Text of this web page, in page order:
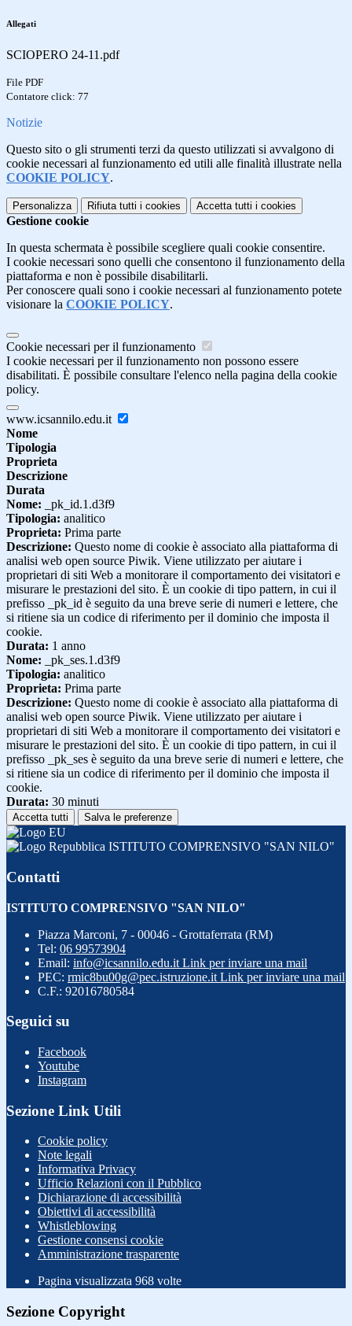
Allegati
SCIOPERO 24-11.pdf
File PDF
Contatore click: 77
Notizie
Questo sito o gli strumenti terzi da questo utilizzati si avvalgono di
cookie necessari al funzionamento ed utili alle finalità illustrate nella
COOKIE POLICY.
Personalizza Rifiuta tutti i cookies Accetta tutti i cookies
Gestione cookie
In questa schermata è possibile scegliere quali cookie consentire.
I cookie necessari sono quelli che consentono il funzionamento della
piattaforma e non è possibile disabilitarli.
Per conoscere quali sono i cookie necessari al funzionamento potete
visionare la COOKIE POLICY.
Cookie necessari per il funzionamento
I cookie necessari per il funzionamento non possono essere
disabilitati. È possibile consultare l'elenco nella pagina della cookie
policy.
www.icsannilo.edu.it
Nome
Tipologia
Proprieta
Descrizione
Durata
Nome: _pk_id.1.d3f9
Tipologia: analitico
Proprieta: Prima parte
Descrizione: Questo nome di cookie è associato alla piattaforma di
analisi web open source Piwik. Viene utilizzato per aiutare i
proprietari di siti Web a monitorare il comportamento dei visitatori e
misurare le prestazioni del sito. È un cookie di tipo pattern, in cui il
prefisso _pk_id è seguito da una breve serie di numeri e lettere, che
si ritiene sia un codice di riferimento per il dominio che imposta il
cookie.
Durata: 1 anno
Nome: _pk_ses.1.d3f9
Tipologia: analitico
Proprieta: Prima parte
Descrizione: Questo nome di cookie è associato alla piattaforma di
analisi web open source Piwik. Viene utilizzato per aiutare i
proprietari di siti Web a monitorare il comportamento dei visitatori e
misurare le prestazioni del sito. È un cookie di tipo pattern, in cui il
prefisso _pk_ses è seguito da una breve serie di numeri e lettere, che
si ritiene sia un codice di riferimento per il dominio che imposta il
cookie.
Durata: 30 minuti
Accetta tutti Salva le preferenze
ISTITUTO COMPRENSIVO "SAN NILO"
Contatti
ISTITUTO COMPRENSIVO "SAN NILO"
Piazza Marconi, 7 - 00046 - Grottaferrata (RM)
Tel: 06 99573904
Email: info@icsannilo.edu.it Link per inviare una mail
PEC: rmic8bu00g@pec.istruzione.it Link per inviare una mail
C.F.: 92016780584
Seguici su
Facebook
Youtube
Instagram
Sezione Link Utili
Cookie policy
Note legali
Informativa Privacy
Ufficio Relazioni con il Pubblico
Dichiarazione di accessibilità
Obiettivi di accessibilità
Whistleblowing
Gestione consensi cookie
Amministrazione trasparente
Pagina visualizzata 968 volte
Sezione Copyright